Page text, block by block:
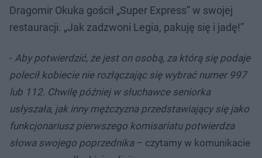
Dragomir Okuka gościł „Super Express” w swojej
restauracji. „Jak zadzwoni Legia, pakuję się i jadę!”
- Aby potwierdzić, że jest on osobą, za którą się podaje
polecił kobiecie nie rozłączając się wybrać numer 997
lub 112. Chwilę później w słuchawce seniorka
usłyszała, jak inny mężczyzna przedstawiający się jako
funkcjonariusz pierwszego komisariatu potwierdza
słowa swojego poprzednika– czytamy w komunikacie